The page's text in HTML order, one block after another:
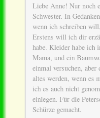
Liebe Anne! Nur noch
Schwester. In
wenn ich schreiben
Erstens will ich dir
habe. Kleider habe ich
Mama, und ein
einmal versuchen,
altes werden, wenn es
ich es auch nicht
einlegen. Für die
Schürze gemacht.